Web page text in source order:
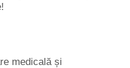
medicală și